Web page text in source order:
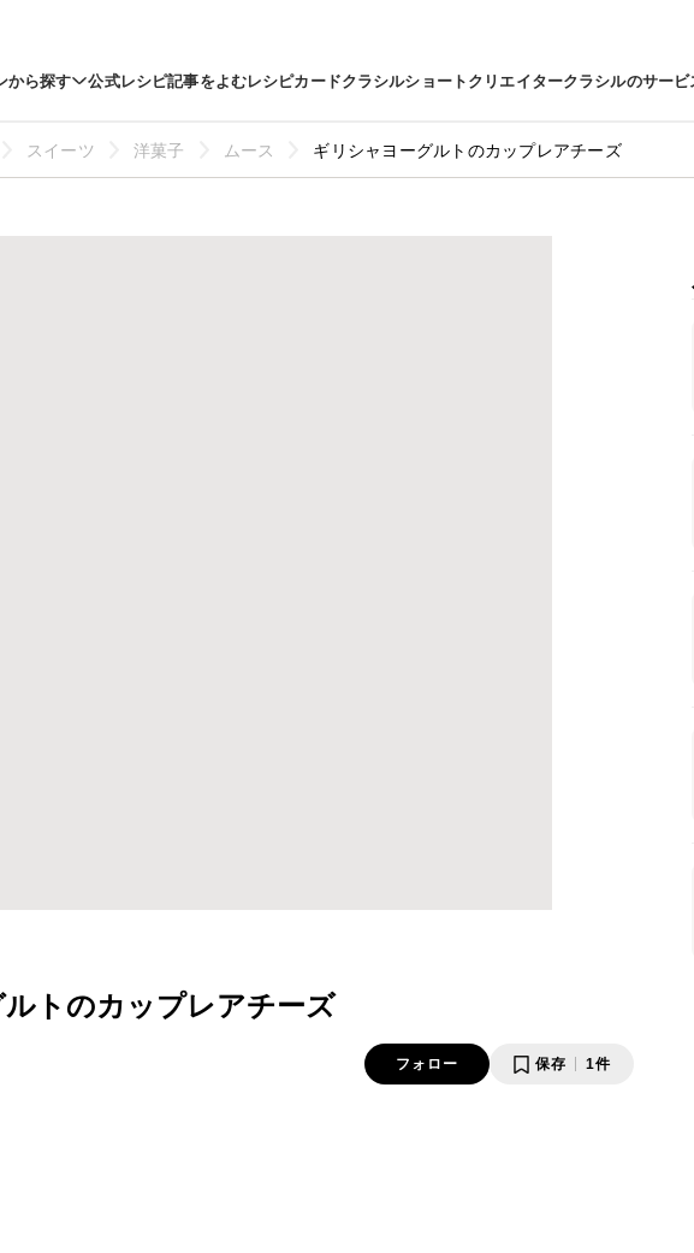
から探す 公式レシピ記事をよむレシピカードクラシルショートクリエイタークラシルのサービ
スイーツ 洋菓子 ムース ギリシャヨーグルトのカップレアチーズ
トのカップレアチーズ
フォロー 保存 1件